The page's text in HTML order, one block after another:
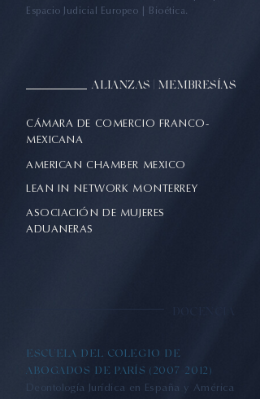
Espacio Judicial Europeo | Bioética.
ALIANZAS | MEMBRESÍAS
CÁMARA DE COMERCIO FRANCO-
MEXICANA
AMERICAN CHAMBER MEXICO
LEAN IN NETWORK MONTERREY
ASOCIACIÓN DE MUJERES
ADUANERAS
ESCUELA DEL COLEGIO DE
ABOGADOS DE PARÍS(2007-2012)
Deontología Jurídica en España y América